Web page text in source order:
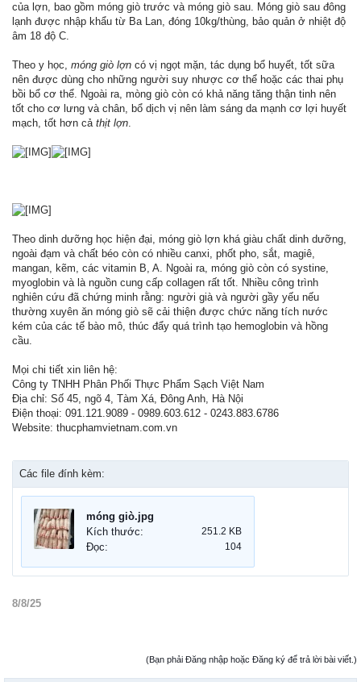
của lợn, bao gồm móng giò trước và móng giò sau. Móng giò sau đông
lạnh được nhập khẩu từ Ba Lan, đóng 10kg/thùng, bảo quản ở nhiệt độ
âm 18 độ C.
Theo y học, móng giò lợn có vị ngọt mặn, tác dụng bổ huyết, tốt sữa
nên được dùng cho những người suy nhược cơ thể hoặc các thai phụ
bồi bổ cơ thể. Ngoài ra, mòng giò còn có khả năng tăng thận tinh nên
tốt cho cơ lưng và chân, bổ dịch vị nên làm sáng da mạnh cơ lợi huyết
mạch, tốt hơn cả thịt lợn.
Theo dinh dưỡng học hiện đại, móng giò lợn khá giàu chất dinh dưỡng,
ngoài đạm và chất béo còn có nhiều canxi, phốt pho, sắt, magiê,
mangan, kẽm, các vitamin B, A. Ngoài ra, móng giò còn có systine,
myoglobin và là nguồn cung cấp collagen rất tốt. Nhiều công trình
nghiên cứu đã chứng minh rằng: người già và người gầy yếu nếu
thường xuyên ăn móng giò sẽ cải thiện được chức năng tích nước
kém của các tế bào mô, thúc đẩy quá trình tạo hemoglobin và hồng
cầu.
Mọi chi tiết xin liên hệ:
Công ty TNHH Phân Phối Thực Phẩm Sạch Việt Nam
Địa chỉ: Số 45, ngõ 4, Tàm Xá, Đông Anh, Hà Nội
Điện thoại: 091.121.9089 - 0989.603.612 - 0243.883.6786
Website: thucphamvietnam.com.vn
Các file đính kèm:
móng giò.jpg
Kích thước:
251.2 KB
Đọc: 104
8/8/25
(Bạn phải Đăng nhập hoặc Đăng ký để trả lời bài viết.)